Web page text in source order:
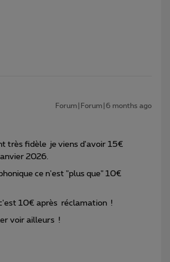
Forum|Forum|6 months ago
très fidèle je viens d'avoir 15€
2026.
ce n'est "plus que" 10€
10€ après réclamation !
voir ailleurs !